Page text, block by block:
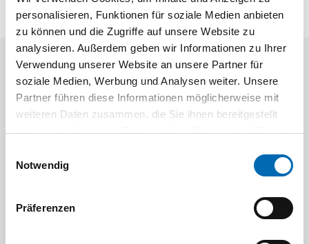
personalisieren, Funktionen für soziale Medien anbieten
zu können und die Zugriffe auf unsere Website zu
analysieren. Außerdem geben wir Informationen zu Ihrer
Verwendung unserer Website an unsere Partner für
soziale Medien, Werbung und Analysen weiter. Unsere
Partner führen diese Informationen möglicherweise mit
weiteren Daten zusammen, die Sie ihnen bereitgestellt
haben oder die sie im Rahmen Ihrer Nutzung der Dienste
Notwendig
Präferenzen
Aktuelle Angebote